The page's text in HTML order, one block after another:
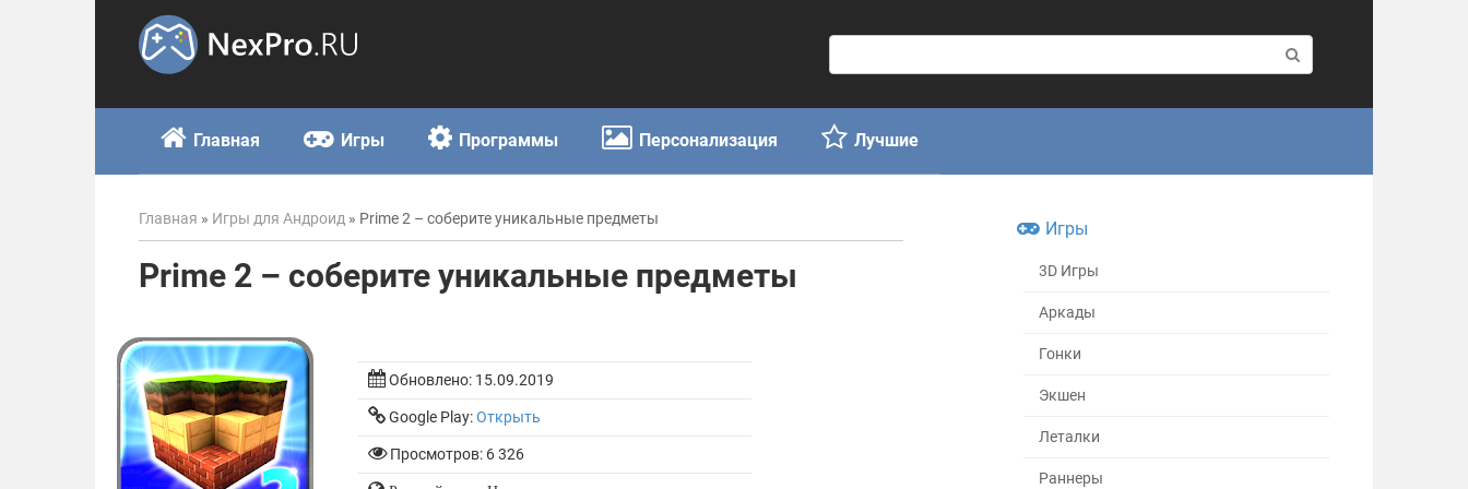
о
с
к
:
Главная Игры Программы Персонализация Лучшие
Главная » Игры для Андроид » Prime 2 – соберите уникальные предметы
Prime 2 – соберите уникальные предметы
Обновлено: 15.09.2019
Google Play:Открыть
Просмотров: 6 326
Игры
3D Игры
Аркады
Гонки
Экшен
Леталки
Раннеры